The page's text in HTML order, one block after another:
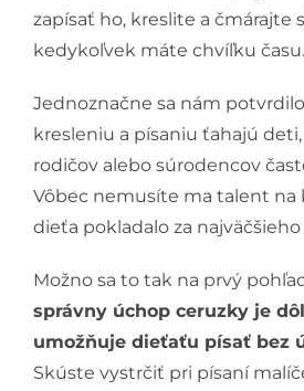
zapísať ho, kreslite a čmárajte
kedykoľvek máte chvíľku času.
Jednoznačne sa nám
kresleniu a písaniu ťahajú
rodičov alebo súrodencov
Vôbec nemusíte ma talent na
dieťa pokladalo za najväčšieho
Možno sa to tak na prvý
správny úchop ceruzky je
umožňuje dieťaťu písať bez
Skúste vystrčiť pri písaní